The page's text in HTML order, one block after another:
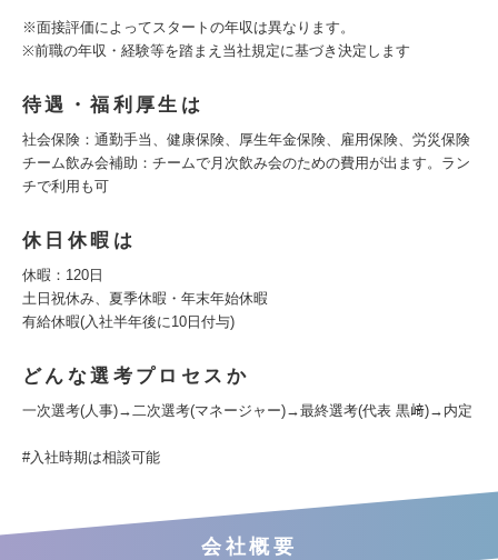
※面接評価によってスタートの年収は異なります。
※前職の年収・経験等を踏まえ当社規定に基づき決定します
待遇・福利厚生は
社会保険：通勤手当、健康保険、厚生年金保険、雇用保険、労災保険
チーム飲み会補助：チームで月次飲み会のための費用が出ます。ラン
チで利用も可
休日休暇は
休暇：120日
土日祝休み、夏季休暇・年末年始休暇
有給休暇(入社半年後に10日付与)
どんな選考プロセスか
一次選考(人事)→二次選考(マネージャー)→最終選考(代表 黒﨑)→内定
#入社時期は相談可能
会社概要